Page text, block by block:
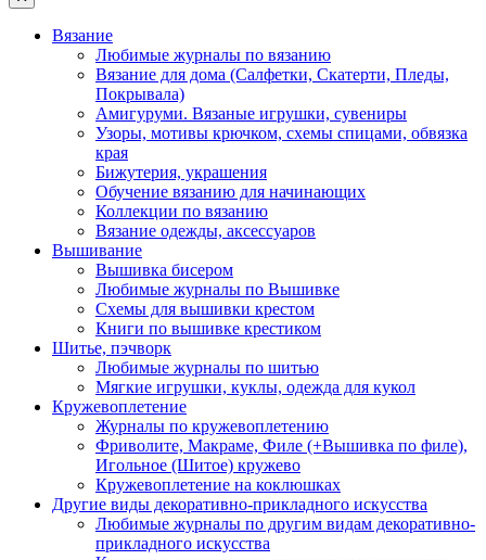
Вязание
Любимые журналы по вязанию
Вязание для дома (Салфетки, Скатерти, Пледы,
Покрывала)
Амигуруми. Вязаные игрушки, сувениры
Узоры, мотивы крючком, схемы спицами, обвязка
края
Бижутерия, украшения
Обучение вязанию для начинающих
Коллекции по вязанию
Вязание одежды, аксессуаров
Вышивание
Вышивка бисером
Любимые журналы по Вышивке
Схемы для вышивки крестом
Книги по вышивке крестиком
Шитье, пэчворк
Любимые журналы по шитью
Мягкие игрушки, куклы, одежда для кукол
Кружевоплетение
Журналы по кружевоплетению
Фриволите, Макраме, Филе (+Вышивка по филе),
Игольное (Шитое) кружево
Кружевоплетение на коклюшках
Другие виды декоративно-прикладного искусства
Любимые журналы по другим видам декоративно-
прикладного искусства